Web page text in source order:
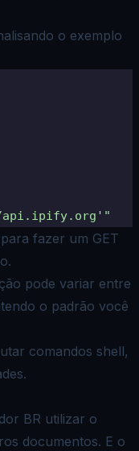
o exemplo
para fazer um GET
pode variar entre
o padrão você
comandos shell,
BR utilizar o
documentos. E o